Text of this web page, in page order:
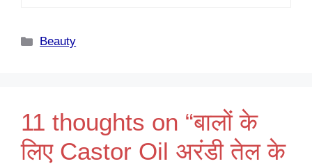
Categories
Beauty
11 thoughts on “बालों के
लिए Castor Oil अरंडी तेल के